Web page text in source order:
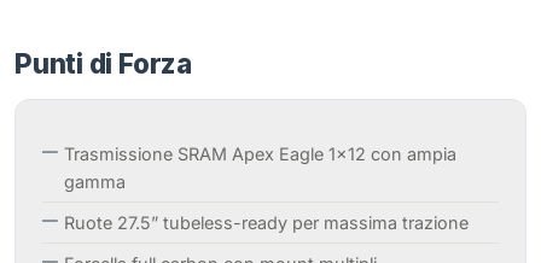
Punti di Forza
Trasmissione SRAM Apex Eagle 1×12 con ampia
gamma
Ruote 27.5” tubeless-ready per massima trazione